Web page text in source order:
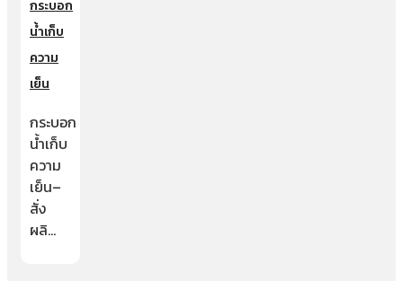
กระบอก
น้ำเก็บ
ความ
เย็น
กระบอก
น้ำเก็บ
ความ
เย็น–
สั่ง
ผลิ…